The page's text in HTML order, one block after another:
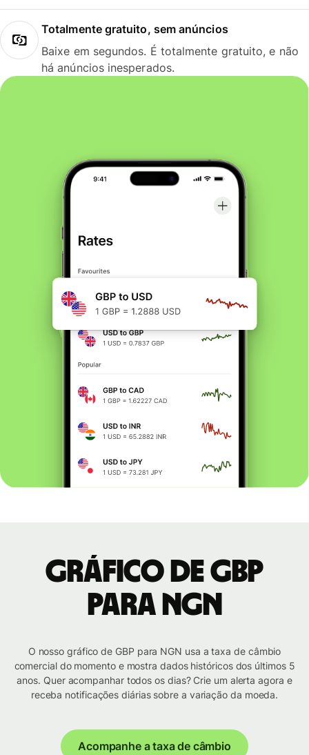
Totalmente gratuito, sem anúncios
Baixe em segundos. É totalmente gratuito, e não
há anúncios inesperados.
Gráfico de GBP
para NGN
O nosso gráfico de GBP para NGN usa a taxa de câmbio
comercial do momento e mostra dados históricos dos últimos 5
anos. Quer acompanhar todos os dias? Crie um alerta agora e
receba notificações diárias sobre a variação da moeda.
Acompanhe a taxa de câmbio